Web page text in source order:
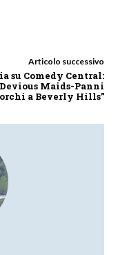
Articolo successivo
su Comedy Central:
Maids-Panni
a Beverly Hills”